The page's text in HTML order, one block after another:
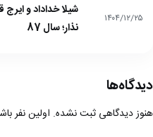
۱۴۰۴/۱۲/۲۵
شیلا خداداد و
نذار؛ سال 87
دیدگاه‌ها
هنوز دیدگاهی ثبت نشده. اولین نفر